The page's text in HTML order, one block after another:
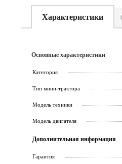
Характеристики
Основные характеристики
Категория
Тип мини-трактора
Модель техники
Модель двигателя
Дополнительная информация
Гарантия